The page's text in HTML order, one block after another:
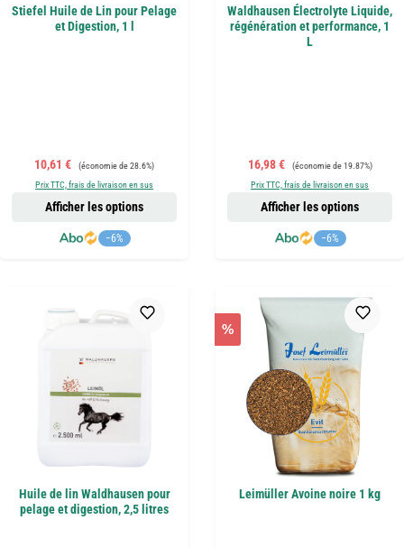
Stiefel Huile de Lin pour Pelage
et Digestion, 1 l
Prix de vente :
10,61 € Prix régulier :
(économie de 28.6%)
Prix TTC, frais de livraison en sus
−6%
Afficher les options
Waldhausen Électrolyte Liquide,
régénération et performance, 1
L
Prix de vente :
16,98 € Prix régulier :
(économie de 19.87%)
Prix TTC, frais de livraison en sus
−6%
Afficher les options
Huile de lin Waldhausen pour
pelage et digestion, 2,5 litres
%
Leimüller Avoine noire 1 kg